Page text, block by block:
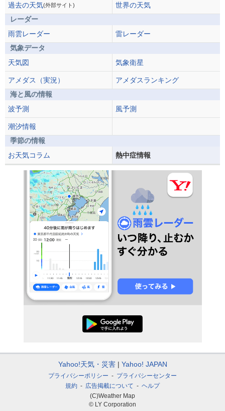
過去の天気(外部サイト)
世界の天気
レーダー
雨雲レーダー
雷レーダー
気象データ
天気図
気象衛星
アメダス（実況）
アメダスランキング
海と風の情報
波予測
風予測
潮汐情報
季節の情報
お天気コラム
熱中症情報
Yahoo!天気・災害 Yahoo! JAPAN
プライバシーポリシー
プライバシーセンター
規約
広告掲載について
ヘルプ
(C)Weather Map
© LY Corporation